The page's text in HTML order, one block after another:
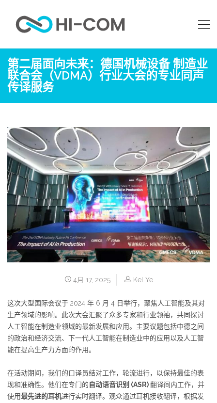
第二届面向未来：德国机械设备 制造业
联合会（VDMA）行业大会的专业同声
传译服务
4月 17, 2025 Kel Ye
这次大型国际会议于 2024 年 6 月 4 日举行，聚焦人工智能及其对
生产领域的影响。此次大会汇聚了众多专家和行业领袖，共同探讨
人工智能在制造业领域的最新发展和应用。主要议题包括中德之间
的政治和经济交流、下一代人工智能在制造业中的应用以及人工智
能在提高生产力方面的作用。
在活动期间，我们的口译员结对工作，轮流进行，以保持最佳的表
现和准确性。他们在专门的自动语音识别 (ASR)翻译间内工作，并
使用最先进的耳机进行实时翻译。观众通过耳机接收翻译，根据发